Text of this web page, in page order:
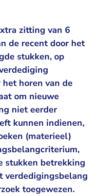
zitting van 6
de recent door het
stukken, op
horen van de
om nieuwe
niet eerder
kunnen indienen,
(materieel)
stukken betrekking
verdedigingsbelang
toegewezen.